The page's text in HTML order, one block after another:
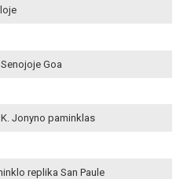
Goa
Jonyno paminklas
replika San Paule